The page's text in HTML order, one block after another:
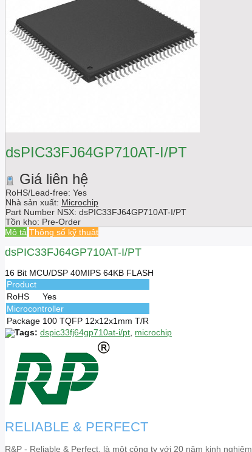
dsPIC33FJ64GP710AT-I/PT
Giá liên hệ
RoHS/Lead-free: Yes
Nhà sản xuất: Microchip
Part Number NSX: dsPIC33FJ64GP710AT-I/PT
Tồn kho: Pre-Order
Mô tả Thông số kỹ thuật
dsPIC33FJ64GP710AT-I/PT
16 Bit MCU/DSP 40MIPS 64KB FLASH
Product
RoHS
Yes
Microcontroller
Package 100 TQFP 12x12x1mm T/R
Tags: dspic33fj64gp710at-i/pt microchip
RELIABLE & PERFECT
R&P - Reliable & Perfect, là một công ty với 20 năm kinh nghiệm,